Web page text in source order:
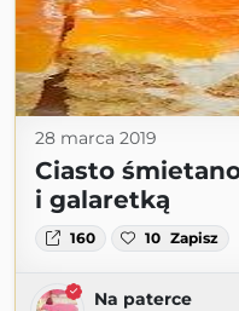
28 marca 2019
Ciasto
i galaretką
160 10 Zapisz
Na paterce